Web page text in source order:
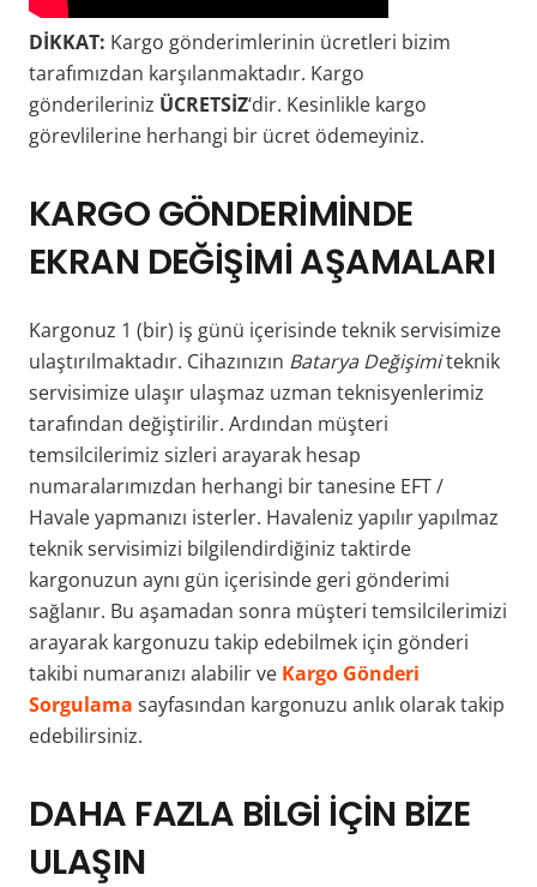
DİKKAT: Kargo gönderimlerinin ücretleri bizim
tarafımızdan karşılanmaktadır. Kargo
gönderileriniz ÜCRETSİZ‘dir. Kesinlikle kargo
görevlilerine herhangi bir ücret ödemeyiniz.
KARGO GÖNDERİMİNDE
EKRAN DEĞİŞİMİ AŞAMALARI
Kargonuz 1 (bir) iş günü içerisinde teknik servisimize
ulaştırılmaktadır. Cihazınızın Batarya Değişimiteknik
servisimize ulaşır ulaşmaz uzman teknisyenlerimiz
tarafından değiştirilir. Ardından müşteri
temsilcilerimiz sizleri arayarak hesap
numaralarımızdan herhangi bir tanesine EFT /
Havale yapmanızı isterler. Havaleniz yapılır yapılmaz
teknik servisimizi bilgilendirdiğiniz taktirde
kargonuzun aynı gün içerisinde geri gönderimi
sağlanır. Bu aşamadan sonra müşteri temsilcilerimizi
arayarak kargonuzu takip edebilmek için gönderi
takibi numaranızı alabilir ve Kargo Gönderi
Sorgulama sayfasından kargonuzu anlık olarak takip
edebilirsiniz.
DAHA FAZLA BİLGİ İÇİN BİZE
ULAŞIN